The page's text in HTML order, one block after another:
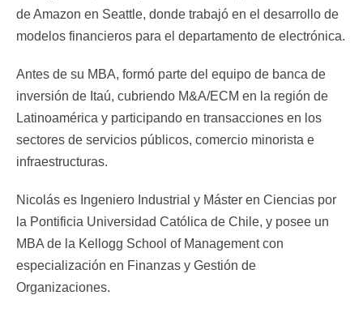
de Amazon en Seattle, donde trabajó en el desarrollo de
modelos financieros para el departamento de electrónica.
Antes de su MBA, formó parte del equipo de banca de
inversión de Itaú, cubriendo M&A/ECM en la región de
Latinoamérica y participando en transacciones en los
sectores de servicios públicos, comercio minorista e
infraestructuras.
Nicolás es Ingeniero Industrial y Máster en Ciencias por
la Pontificia Universidad Católica de Chile, y posee un
MBA de la Kellogg School of Management con
especialización en Finanzas y Gestión de
Organizaciones.